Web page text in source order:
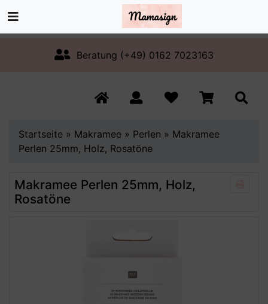
Beratung (+49) 0162 7023163
Startseite » Makramee » Perlen » Makramee
Perlen 25mm, Holz, Rosatöne
Makramee Perlen 25mm, Holz,
Rosatöne